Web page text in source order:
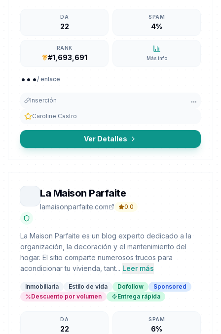
DA
22
SPAM
4%
RANK
#1,693,691 Más info
.../ enlace
Inserción ...
Caroline Castro
Ver Detalles
La Maison Parfaite
lamaisonparfaite.com 0.0
La Maison Parfaite es un blog experto dedicado a la
organización, la decoración y el mantenimiento del
hogar. El sitio comparte numerosos trucos para
acondicionar tu vivienda, tant... Leer más
Inmobiliaria Estilo de vida Dofollow
Sponsored
Descuento por volumen
Entrega rápida
DA
22
SPAM
6%